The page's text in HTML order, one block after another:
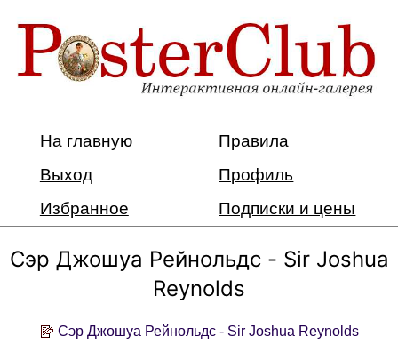
На главную
Правила
Выход
Профиль
Избранное
Подписки и цены
Сэр Джошуа Рейнольдс - Sir Joshua
Reynolds
Сэр Джошуа Рейнольдс - Sir Joshua Reynolds